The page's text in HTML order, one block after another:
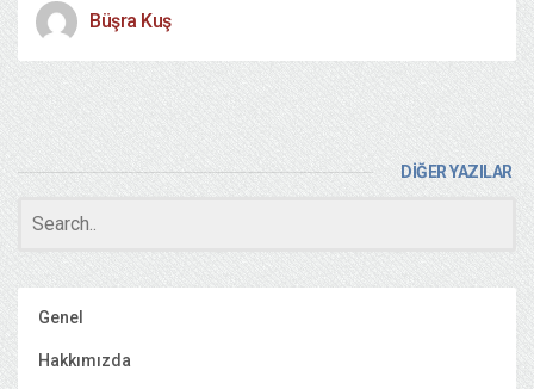
Büşra Kuş
DİĞER YAZILAR
Genel
Hakkımızda